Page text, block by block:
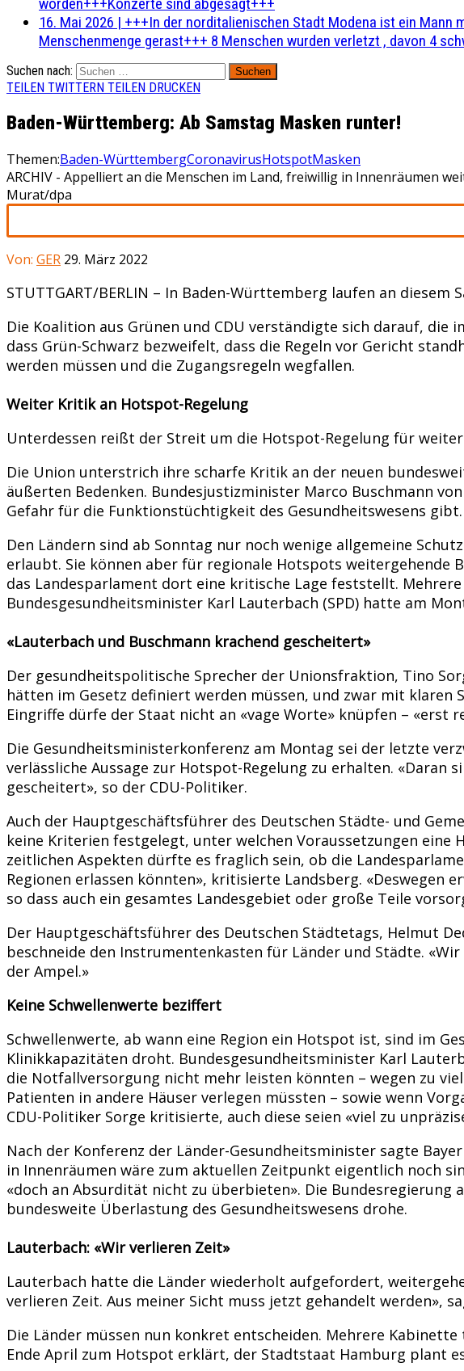
16. Mai 2026 | +++In der norditalienischen Stadt Modena ist ein Mann
Menschenmenge gerast+++ 8 Menschen wurden verletzt , davon 4
Suchen nach:
TEILEN TWITTERN TEILEN DRUCKEN
Baden-Württemberg: Ab Samstag Masken runter!
Themen:Baden-WürttembergCoronavirusHotspotMasken
ARCHIV - Appelliert an die Menschen im Land, freiwillig in Innenräumen
Murat/dpa
Von: GER 29. März 2022
STUTTGART/BERLIN – In Baden-Württemberg laufen an
Die Koalition aus Grünen und CDU verständigte sich darauf,
dass Grün-Schwarz bezweifelt, dass die Regeln vor Gericht
werden müssen und die Zugangsregeln wegfallen.
Weiter Kritik an Hotspot-Regelung
Unterdessen reißt der Streit um die Hotspot-Regelung für
Die Union unterstrich ihre scharfe Kritik an der neuen
äußerten Bedenken. Bundesjustizminister Marco Buschmann
Gefahr für die Funktionstüchtigkeit des Gesundheitswesens gibt.
Den Ländern sind ab Sonntag nur noch wenige allgemeine
erlaubt. Sie können aber für regionale Hotspots weitergehende
das Landesparlament dort eine kritische Lage feststellt.
Bundesgesundheitsminister Karl Lauterbach (SPD) hatte am
«Lauterbach und Buschmann krachend gescheitert»
Der gesundheitspolitische Sprecher der Unionsfraktion, Tino
hätten im Gesetz definiert werden müssen, und zwar mit klaren
Eingriffe dürfe der Staat nicht an «vage Worte» knüpfen – «erst
Die Gesundheitsministerkonferenz am Montag sei der letzte
verlässliche Aussage zur Hotspot-Regelung zu erhalten.
gescheitert», so der CDU-Politiker.
Auch der Hauptgeschäftsführer des Deutschen Städte- und
keine Kriterien festgelegt, unter welchen Voraussetzungen eine
zeitlichen Aspekten dürfte es fraglich sein, ob die
Regionen erlassen könnten», kritisierte Landsberg. «Deswegen
so dass auch ein gesamtes Landesgebiet oder große Teile
Der Hauptgeschäftsführer des Deutschen Städtetags, Helmut
beschneide den Instrumentenkasten für Länder und Städte.
der Ampel.»
Keine Schwellenwerte beziffert
Schwellenwerte, ab wann eine Region ein Hotspot ist, sind im
Klinikkapazitäten droht. Bundesgesundheitsminister Karl
die Notfallversorgung nicht mehr leisten könnten – wegen zu
Patienten in andere Häuser verlegen müssten – sowie wenn
CDU-Politiker Sorge kritisierte, auch diese seien «viel zu
Nach der Konferenz der Länder-Gesundheitsminister sagte
in Innenräumen wäre zum aktuellen Zeitpunkt eigentlich noch
«doch an Absurdität nicht zu überbieten». Die
bundesweite Überlastung des Gesundheitswesens drohe.
Lauterbach: «Wir verlieren Zeit»
Lauterbach hatte die Länder wiederholt aufgefordert,
verlieren Zeit. Aus meiner Sicht muss jetzt gehandelt werden»,
Die Länder müssen nun konkret entscheiden. Mehrere
Ende April zum Hotspot erklärt, der Stadtstaat Hamburg plant